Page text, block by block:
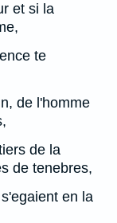
et si la
te
de l'homme
de la
de tenebres,
en la